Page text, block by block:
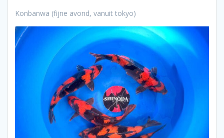
Konbanwa (fijne avond, vanuit tokyo)